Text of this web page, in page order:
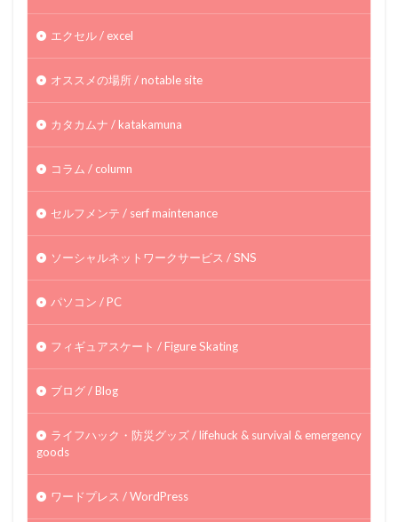
エクセル / excel
オススメの場所 / notable site
カタカムナ / katakamuna
コラム / column
セルフメンテ / serf maintenance
ソーシャルネットワークサービス / SNS
パソコン / PC
フィギュアスケート / Figure Skating
ブログ / Blog
ライフハック・防災グッズ / lifehuck & survival & emergency
goods
ワードプレス / WordPress